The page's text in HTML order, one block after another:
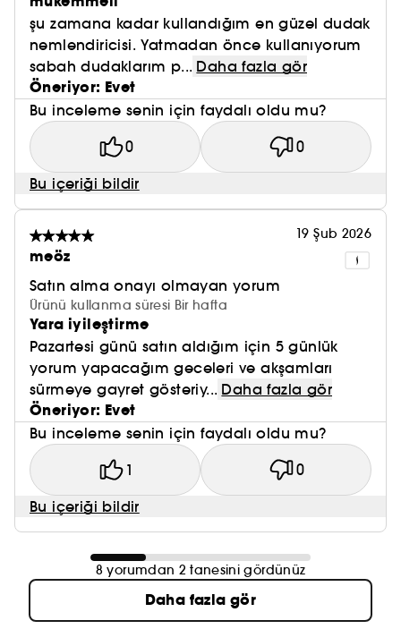
şu zamana kadar kullandığım en güzel dudak
nemlendiricisi. Yatmadan önce kullanıyorum
sabah dudaklarım p... Daha fazla gör
Öneriyor: Evet
Bu inceleme senin için faydalı oldu mu?
0 0
Bu içeriği bildir
19 Şub 2026
meöz
Satın alma onayı olmayan yorum
Ürünü kullanma süresi Bir hafta
Yara iyileştirme
Pazartesi günü satın aldığım için 5 günlük
yorum yapacağım geceleri ve akşamları
sürmeye gayret gösteriy... Daha fazla gör
Öneriyor: Evet
Bu inceleme senin için faydalı oldu mu?
1 0
Bu içeriği bildir
8 yorumdan 2 tanesini gördünüz
Daha fazla gör